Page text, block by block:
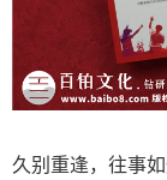
久别重逢，往事